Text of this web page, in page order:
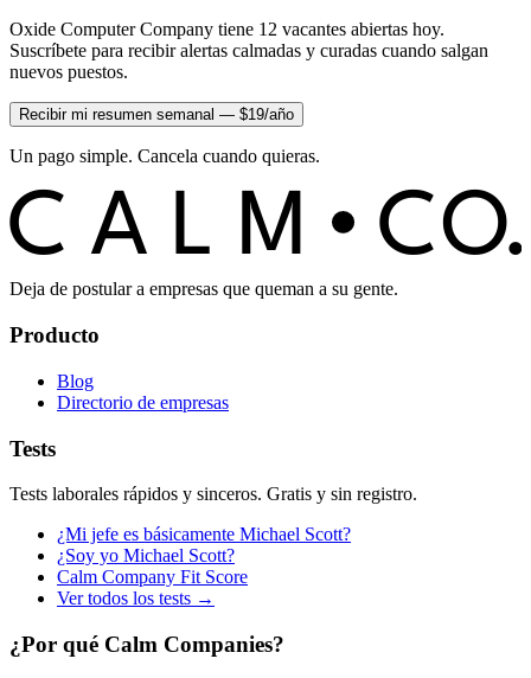
Oxide Computer Company tiene 12 vacantes abiertas hoy.
Suscríbete para recibir alertas calmadas y curadas cuando salgan
nuevos puestos.
Recibir mi resumen semanal — $19/año
Un pago simple. Cancela cuando quieras.
C ALM C O.
Deja de postular a empresas que queman a su gente.
Producto
Blog
Directorio de empresas
Tests
Tests laborales rápidos y sinceros. Gratis y sin registro.
¿Mi jefe es básicamente Michael Scott?
¿Soy yo Michael Scott?
Calm Company Fit Score
Ver todos los tests →
¿Por qué Calm Companies?